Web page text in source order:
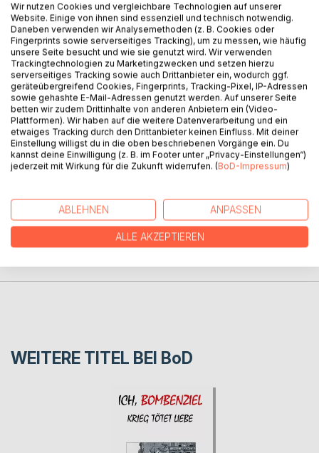
BESCHREIBUNG
Der Phönix Russlands wirft sich in die Flammen.
Doch hochverklärt aus seinem Feuerkranze
Wird er erstehn im frischen Jugendglanze,
Und Sankt Georg schwinget siegend seine Lanze.
Theodor Körner, 1813
PRESSESTIMMEN
WEITERE TITEL BEI BoD
Wir nutzen Cookies und vergleichbare Technologien auf unserer
Website. Einige von ihnen sind essenziell und technisch notwendig.
Daneben verwenden wir Analysemethoden (z. B. Cookies oder
Fingerprints sowie serverseitiges Tracking), um zu messen, wie häufig
unsere Seite besucht und wie sie genutzt wird. Wir verwenden
Trackingtechnologien zu Marketingzwecken und setzen hierzu
serverseitiges Tracking sowie auch Drittanbieter ein, wodurch ggf.
geräteübergreifend Cookies, Fingerprints, Tracking-Pixel, IP-Adressen
sowie gehashte E-Mail-Adressen genutzt werden. Auf unserer Seite
betten wir zudem Drittinhalte von anderen Anbietern ein (Video-
Plattformen). Wir haben auf die weitere Datenverarbeitung und ein
etwaiges Tracking durch den Drittanbieter keinen Einfluss. Mit deiner
Einstellung willigst du in die oben beschriebenen Vorgänge ein. Du
kannst deine Einwilligung (z. B. im Footer unter „Privacy-Einstellungen“)
jederzeit mit Wirkung für die Zukunft widerrufen. (BoD-Impressum)
ABLEHNEN ANPASSEN
ALLE AKZEPTIEREN